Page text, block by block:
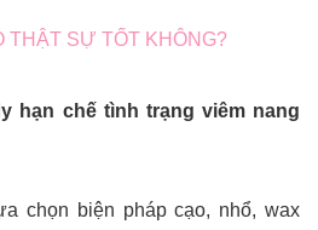
THẬT SỰ TỐT KHÔNG?
chế tình trạng viêm nang
biện pháp cạo, nhổ, wax